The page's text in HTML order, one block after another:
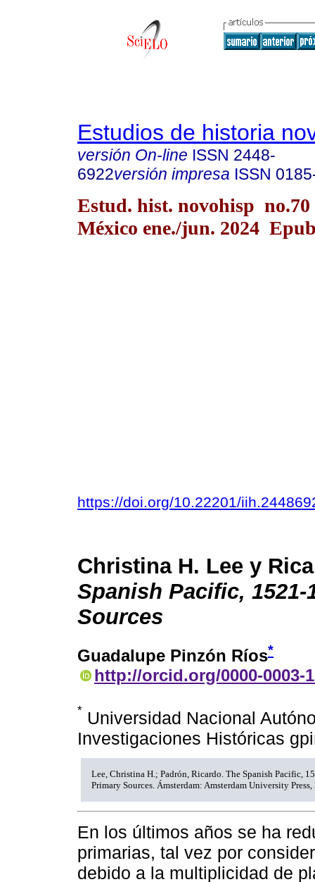
Estudios de historia
versión On-line ISSN 2448-
6922versión impresa ISSN
Estud. hist. novohisp
México ene./jun. 2024
https://doi.org/10.22201/
Christina H. Lee y
Spanish Pacific, 1521-
Sources
Guadalupe Pinzón Ríos*
http://orcid.org/0000-0003-
* Universidad Nacional
Investigaciones Históricas
Lee, Christina H.; Padrón, Ricardo. The Spanish Pacific,
Primary Sources. Ámsterdam: Amsterdam University
En los últimos años se ha
primarias, tal vez por
debido a la multiplicidad de